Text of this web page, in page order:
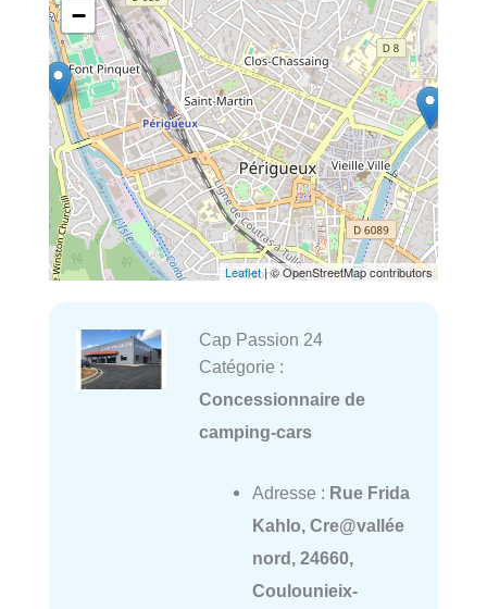
−
Leaflet| © OpenStreetMap contributors
Cap Passion 24
Catégorie :
Concessionnaire de
camping-cars
Adresse : Rue Frida
Kahlo, Cre@vallée
nord, 24660,
Coulounieix-